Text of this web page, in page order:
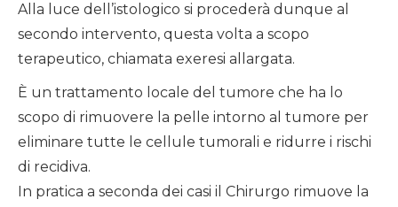
Alla luce dell’istologico si procederà dunque al
secondo intervento, questa volta a scopo
terapeutico, chiamata exeresi allargata.
È un trattamento locale del tumore che ha lo
scopo di rimuovere la pelle intorno al tumore per
eliminare tutte le cellule tumorali e ridurre i rischi
di recidiva.
In pratica a seconda dei casi il Chirurgo rimuove la